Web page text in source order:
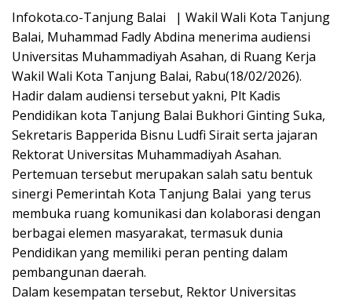
Infokota.co-Tanjung Balai | Wakil Wali Kota Tanjung
Balai, Muhammad Fadly Abdina menerima audiensi
Universitas Muhammadiyah Asahan, di Ruang Kerja
Wakil Wali Kota Tanjung Balai, Rabu(18/02/2026).
Hadir dalam audiensi tersebut yakni, Plt Kadis
Pendidikan kota Tanjung Balai Bukhori Ginting Suka,
Sekretaris Bapperida Bisnu Ludfi Sirait serta jajaran
Rektorat Universitas Muhammadiyah Asahan.
Pertemuan tersebut merupakan salah satu bentuk
sinergi Pemerintah Kota Tanjung Balai yang terus
membuka ruang komunikasi dan kolaborasi dengan
berbagai elemen masyarakat, termasuk dunia
Pendidikan yang memiliki peran penting dalam
pembangunan daerah.
Dalam kesempatan tersebut, Rektor Universitas